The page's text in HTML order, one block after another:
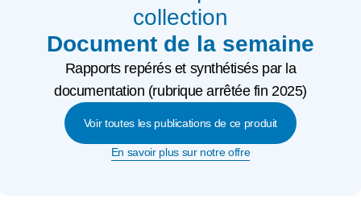
collection
Document de la semaine
Rapports repérés et synthétisés par la
documentation (rubrique arrêtée fin 2025)
Voir toutes les publications de ce produit
En savoir plus sur notre offre